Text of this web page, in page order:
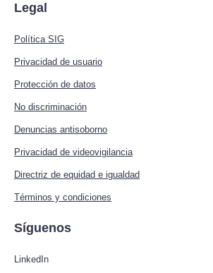
Legal
Política SIG
Privacidad de usuario
Protección de datos
No discriminación
Denuncias antisoborno
Privacidad de videovigilancia
Directriz de equidad e igualdad
Términos y condiciones
Síguenos
LinkedIn